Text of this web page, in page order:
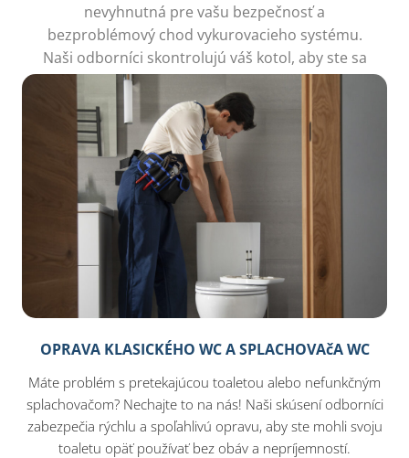
nevyhnutná pre vašu bezpečnosť a
bezproblémový chod vykurovacieho systému.
Naši odborníci skontrolujú váš kotol, aby ste sa
vyhli zbytočným problémom.
OPRAVA KLASICKÉHO WC A SPLACHOVAčA WC
Máte problém s pretekajúcou toaletou alebo nefunkčným
splachovačom? Nechajte to na nás! Naši skúsení odborníci
zabezpečia rýchlu a spoľahlivú opravu, aby ste mohli svoju
toaletu opäť používať bez obáv a nepríjemností.